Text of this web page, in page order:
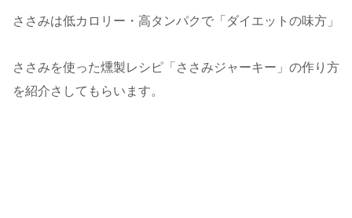
ささみは低カロリー・高タンパクで「ダイエットの味方」
ささみを使った燻製レシピ「ささみジャーキー」の作り方
を紹介さしてもらいます。